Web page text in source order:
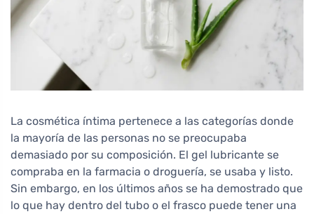
La cosmética íntima pertenece a las categorías donde
la mayoría de las personas no se preocupaba
demasiado por su composición. El gel lubricante se
compraba en la farmacia o droguería, se usaba y listo.
Sin embargo, en los últimos años se ha demostrado que
lo que hay dentro del tubo o el frasco puede tener una